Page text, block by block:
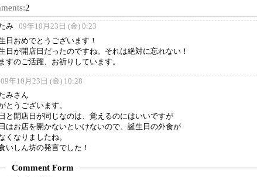
2
み
09年10月23日 (金) 0:23
日おめでとうございます！
日が開店日だったのですね。それは絶対に忘れない！
すのご活躍、お祈りしています。
09年10月23日 (金) 10:28
みさん
とうございます。
と開店日が同じなのは、覚えるのにはいいですが
はお店を開かないといけないので、誕生日の外食が
くなりましたね。
いしん坊の発言でした！
Comment Form